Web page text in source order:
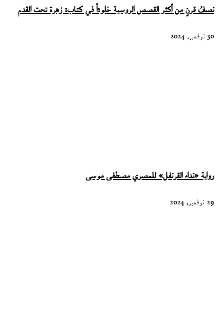
نصفُ قرنٍ من أكثر القصص الروسية خلوداً في كتاب: زهرة تحت القدم
30 نوفمبر، 2024
رواية «نداء القرنفل» للمصري مصطفى موسى
29 نوفمبر، 2024